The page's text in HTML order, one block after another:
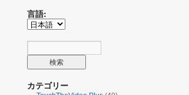
言語:
カテゴリー